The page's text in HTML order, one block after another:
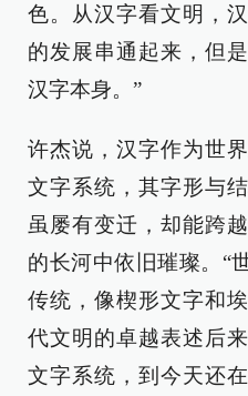
色。从汉字看文明，
的发展串通起来，但
汉字本身。”
许杰说，汉字作为世
文字系统，其字形与
虽屡有变迁，却能跨
的长河中依旧璀璨。“
传统，像楔形文字和
代文明的卓越表述后
文字系统，到今天还